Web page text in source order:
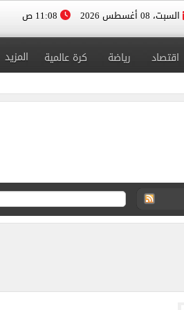
السبت، 08 أغسطس 2026
اقتصاد رياضة كرة عالمية المزيد